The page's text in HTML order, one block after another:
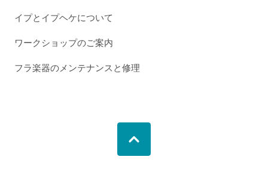
イプとイプヘケについて
ワークショップのご案内
フラ楽器のメンテナンスと修理